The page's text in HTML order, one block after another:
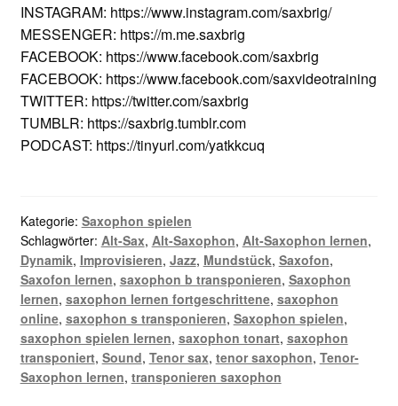
INSTAGRAM: https://www.instagram.com/saxbrig/
MESSENGER: https://m.me.saxbrig
FACEBOOK: https://www.facebook.com/saxbrig
FACEBOOK: https://www.facebook.com/saxvideotraining
TWITTER: https://twitter.com/saxbrig
TUMBLR: https://saxbrig.tumblr.com
PODCAST: https://tinyurl.com/yatkkcuq
Kategorie: Saxophon spielen
Schlagwörter: Alt-Sax, Alt-Saxophon, Alt-Saxophon lernen,
Dynamik, Improvisieren, Jazz, Mundstück, Saxofon,
Saxofon lernen, saxophon b transponieren, Saxophon
lernen, saxophon lernen fortgeschrittene, saxophon
online, saxophon s transponieren, Saxophon spielen,
saxophon spielen lernen, saxophon tonart, saxophon
transponiert, Sound, Tenor sax, tenor saxophon, Tenor-
Saxophon lernen, transponieren saxophon